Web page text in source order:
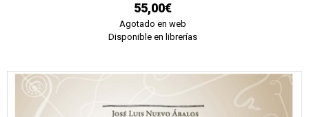
55,00€
Agotado en web
Disponible en librerías